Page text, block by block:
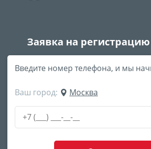
Заявка на
Введите номер телефона, и мы
Ваш город: Москва